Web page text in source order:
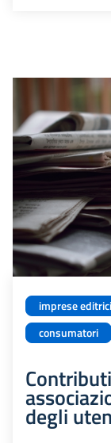
imprese editrici
consumatori
degli